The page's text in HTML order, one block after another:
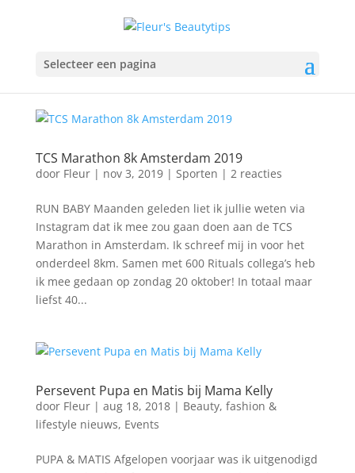
Selecteer een pagina
TCS Marathon 8k Amsterdam 2019
door Fleur| nov 3, 2019| Sporten | 2 reacties
RUN BABY Maanden geleden liet ik jullie weten via
Instagram dat ik mee zou gaan doen aan de TCS
Marathon in Amsterdam. Ik schreef mij in voor het
onderdeel 8km. Samen met 600 Rituals collega’s heb
ik mee gedaan op zondag 20 oktober! In totaal maar
liefst 40...
Persevent Pupa en Matis bij Mama Kelly
door Fleur| aug 18, 2018| Beauty, fashion &
lifestyle nieuws, Events
PUPA & MATIS Afgelopen voorjaar was ik uitgenodigd